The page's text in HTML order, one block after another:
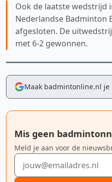
Ook de laatste wedstrijd
Nederlandse Badminton
afgesloten. De
met 6-2 gewonnen.
Maak badmintonline.nl je
Mis geen
Meld je aan voor de
E-mailadres